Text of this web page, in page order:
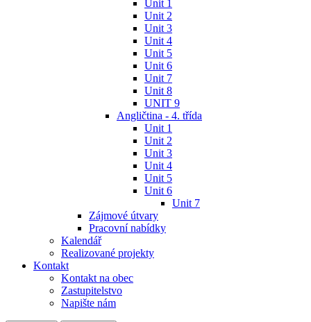
Unit 1
Unit 2
Unit 3
Unit 4
Unit 5
Unit 6
Unit 7
Unit 8
UNIT 9
Angličtina - 4. třída
Unit 1
Unit 2
Unit 3
Unit 4
Unit 5
Unit 6
Unit 7
Zájmové útvary
Pracovní nabídky
Kalendář
Realizované projekty
Kontakt
Kontakt na obec
Zastupitelstvo
Napište nám